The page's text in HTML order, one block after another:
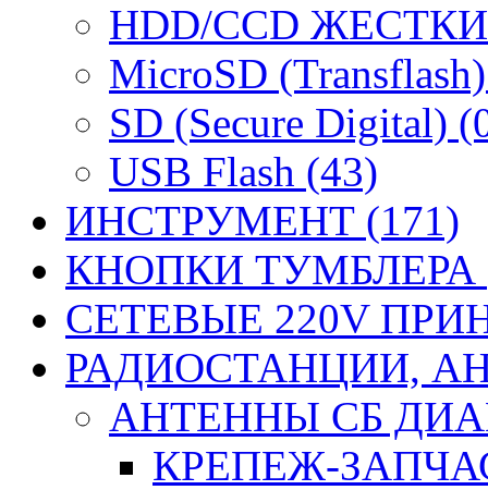
HDD/CCD
MicroSD
SD (Secure Digital)
USB Flash (43)
ИНСТРУМЕНТ (171)
КНОПКИ ТУМБЛЕРА
СЕТЕВЫЕ 220V
РАДИОСТАНЦИИ,
АНТЕННЫ CБ
КРЕПЕЖ-